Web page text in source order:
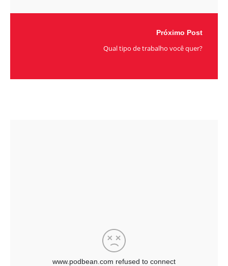
Próximo Post
Qual tipo de trabalho você quer?